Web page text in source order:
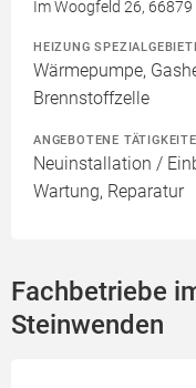
Im Woogfeld 26,
HEIZUNG
Wärmepumpe,
Brennstoffzelle
ANGEBOTENE
Neuinstallation /
Wartung, Reparatur
Fachbetriebe
Steinwenden